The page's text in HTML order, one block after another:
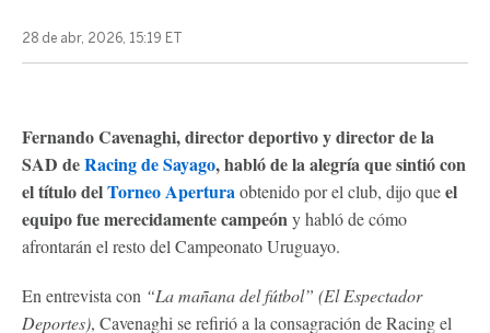
28 de abr, 2026, 15:19 ET
Fernando Cavenaghi, director deportivo y director de la
SAD deRacing de Sayago, habló de la alegría que sintió con
el título delTorneo Aperturaobtenido por el club, dijo queel
equipo fue merecidamente campeóny habló de cómo
afrontarán el resto del Campeonato Uruguayo.
En entrevista con “La mañana del fútbol” (El Espectador
Deportes), Cavenaghi se refirió a la consagración de Racing el